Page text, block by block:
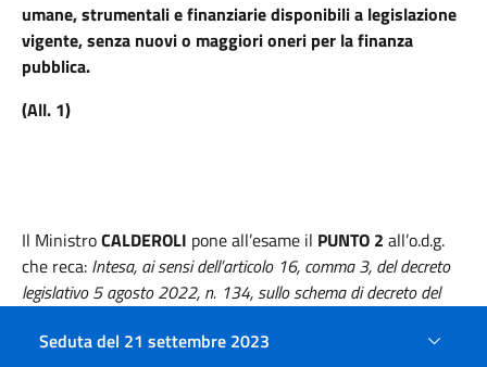
umane, strumentali e finanziarie disponibili a legislazione
vigente, senza nuovi o maggiori oneri per la finanza
pubblica.
(All. 1)
Il MinistroCALDEROLI pone all’esame il PUNTO 2 all’o.d.g.
che reca: Intesa, ai sensi dell’articolo 16, comma 3, del decreto
legislativo 5 agosto 2022, n. 134, sullo schema di decreto del
per l’implementazione del SINAC e del sistema I&R inerente agli
Seduta del 21 settembre 2023